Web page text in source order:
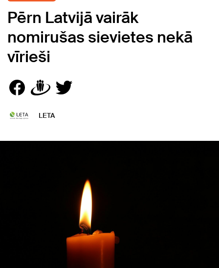
Pērn Latvijā vairāk
nomirušas sievietes nekā
vīrieši
LETA